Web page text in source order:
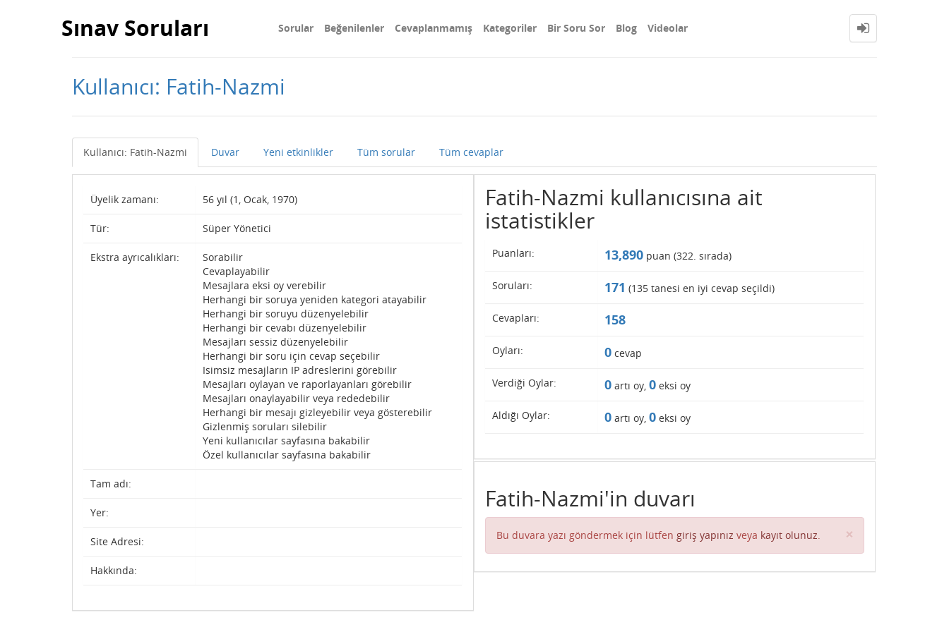
Sınav Soruları Sorular Beğenilenler Cevaplanmamış Kategoriler Bir Soru Sor Blog Videolar
Kullanıcı: Fatih-Nazmi
Kullanıcı: Fatih-Nazmi Duvar Yeni etkinlikler Tüm sorular Tüm cevaplar
Üyelik zamanı: 56 yıl (1, Ocak, 1970)
Tür: Süper Yönetici
Ekstra ayrıcalıkları:
Sorabilir
Cevaplayabilir
Mesajlara eksi oy verebilir
Herhangi bir soruya yeniden kategori atayabilir
Herhangi bir soruyu düzenyelebilir
Herhangi bir cevabı düzenyelebilir
Mesajları sessiz düzenyelebilir
Herhangi bir soru için cevap seçebilir
Isimsiz mesajların IP adreslerini görebilir
Mesajları oylayan ve raporlayanları görebilir
Mesajları onaylayabilir veya rededebilir
Herhangi bir mesajı gizleyebilir veya gösterebilir
Gizlenmiş soruları silebilir
Yeni kullanıcılar sayfasına bakabilir
Özel kullanıcılar sayfasına bakabilir
Tam adı:
Yer:
Site Adresi:
Hakkında:
Fatih-Nazmi kullanıcısına ait
istatistikler
Puanları: 13,890puan (322. sırada)
Soruları: 171 (135tanesi en iyi cevap seçildi)
Cevapları: 158
Oyları: 0cevap
Verdiği Oylar: 0artı oy, 0eksi oy
Aldığı Oylar: 0artı oy, 0eksi oy
Fatih-Nazmi'in duvarı
Bu duvara yazı göndermek için lütfen giriş yapınız veya kayıt olunuz. ×